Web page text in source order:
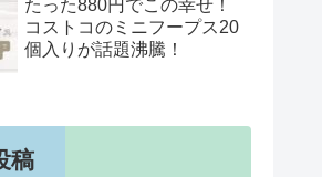
たった880円でこの幸せ！
コストコのミニフープス20
個入りが話題沸騰！
稿